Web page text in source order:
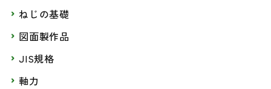
ねじの基礎
図面製作品
JIS規格
軸力